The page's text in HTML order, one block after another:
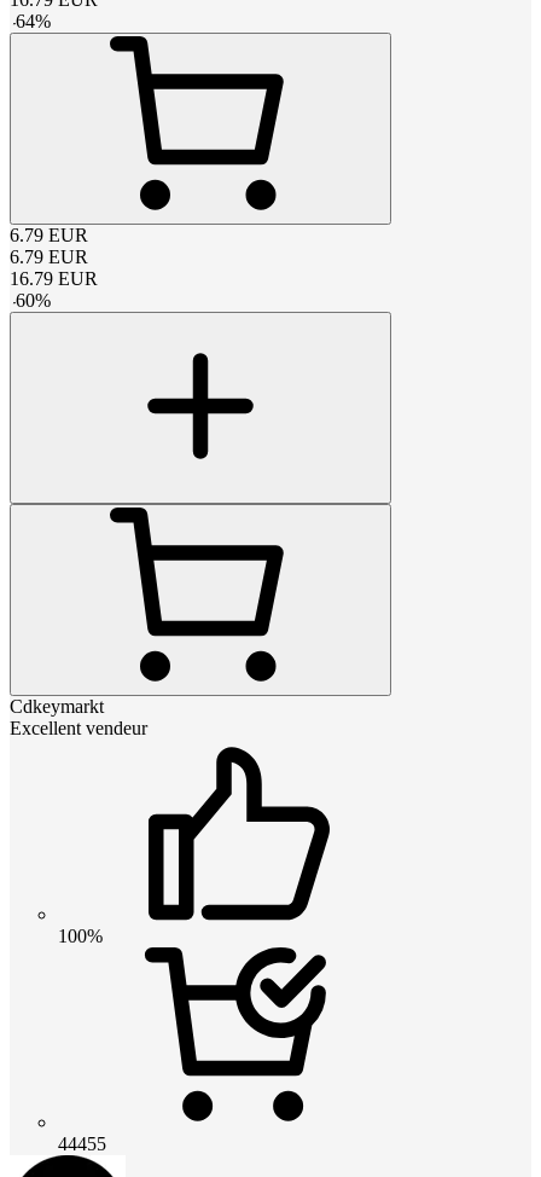
-64%
6.79 EUR
6.79 EUR
16.79 EUR
-60%
Cdkeymarkt
Excellent vendeur
100%
44455